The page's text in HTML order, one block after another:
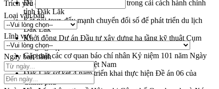
Đề án 06 tạo bước ngoặt đột phá trong cải cách hành chính
tỉnh Đắk Lắk
Kết nối tour, đẩy mạnh chuyển đổi số để phát triển du lịch
Đắk Lắk
Khởi động Dự án Đầu tư xây dựng hạ tầng kỹ thuật Cụm
công nghiệp Tân Tiến
Gặp mặt các cơ quan báo chí nhân Kỷ niệm 101 năm Ngày
Báo chí Cách mạng Việt Nam
Đắk Lắk sơ kết 4 năm triển khai thực hiện Đề án 06 của
Chính phủ
Trích yếu
Loại văn bản
Lĩnh vực
Ngày ban hành